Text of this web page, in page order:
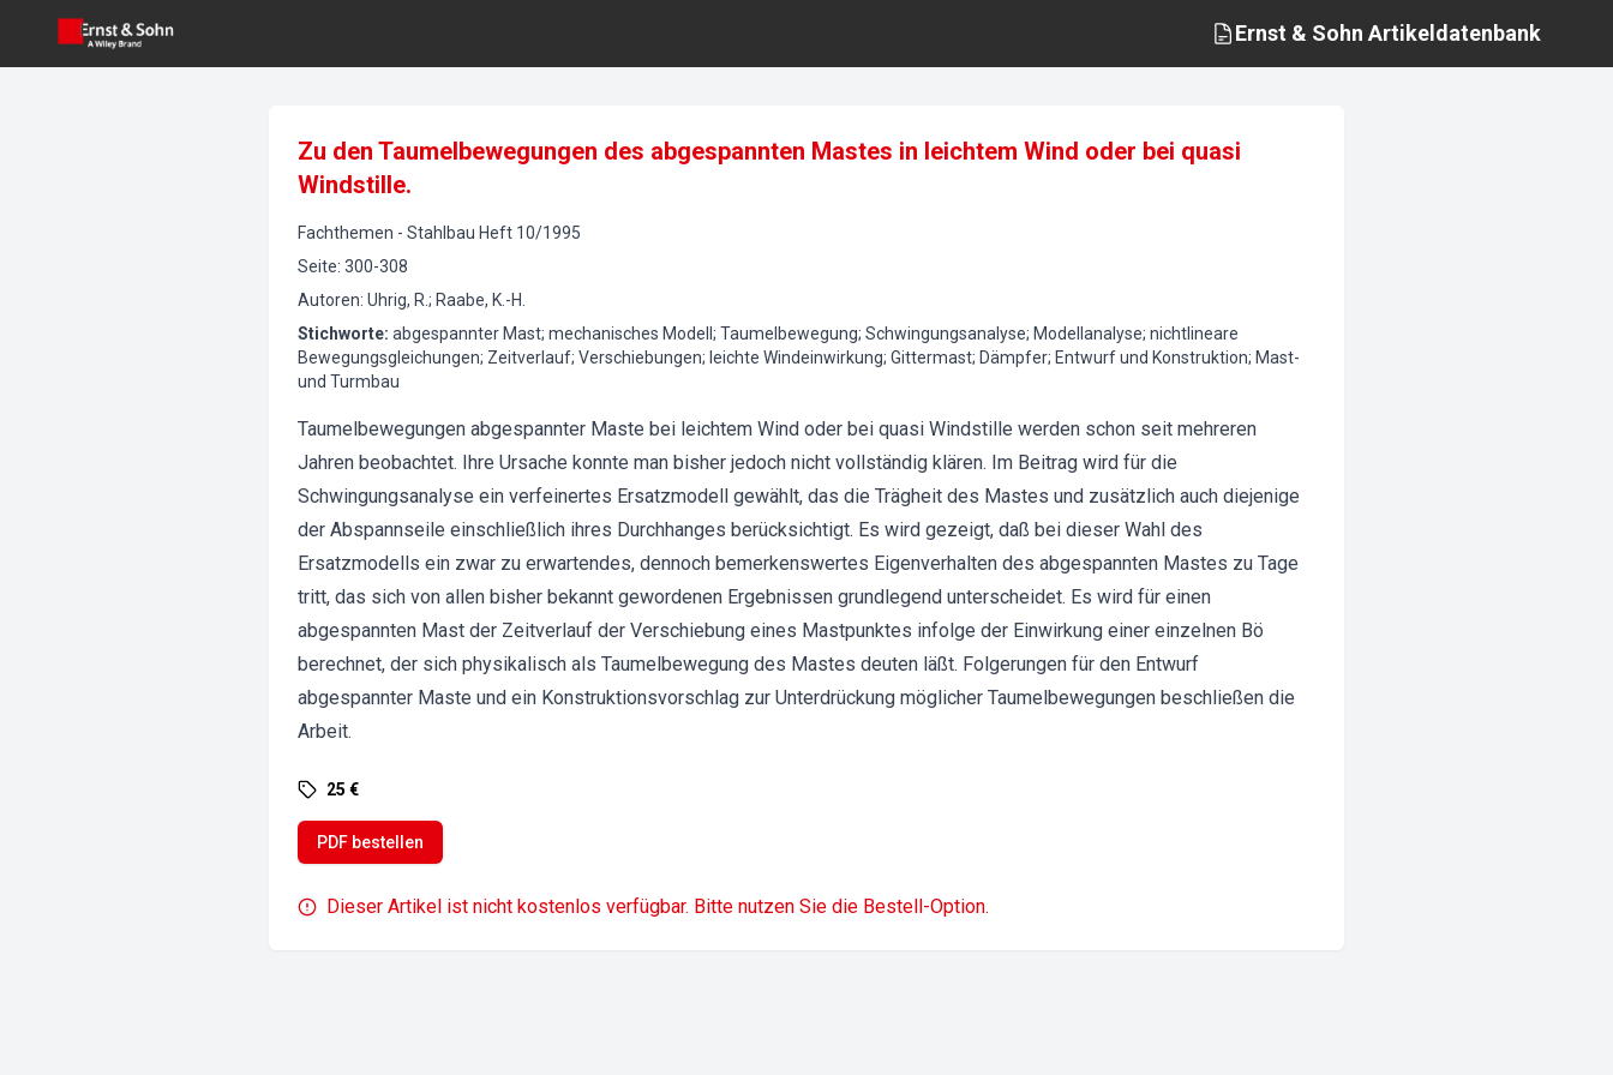
Ernst & Sohn Artikeldatenbank
Zu den Taumelbewegungen des abgespannten Mastes in leichtem Wind oder bei quasi
Windstille.
Fachthemen - Stahlbau Heft 10/1995
Seite: 300-308
Autoren: Uhrig, R.; Raabe, K.-H.
Stichworte: abgespannter Mast; mechanisches Modell; Taumelbewegung; Schwingungsanalyse; Modellanalyse; nichtlineare
Bewegungsgleichungen; Zeitverlauf; Verschiebungen; leichte Windeinwirkung; Gittermast; Dämpfer; Entwurf und Konstruktion; Mast-
und Turmbau
Taumelbewegungen abgespannter Maste bei leichtem Wind oder bei quasi Windstille werden schon seit mehreren
Jahren beobachtet. Ihre Ursache konnte man bisher jedoch nicht vollständig klären. Im Beitrag wird für die
Schwingungsanalyse ein verfeinertes Ersatzmodell gewählt, das die Trägheit des Mastes und zusätzlich auch diejenige
der Abspannseile einschließlich ihres Durchhanges berücksichtigt. Es wird gezeigt, daß bei dieser Wahl des
Ersatzmodells ein zwar zu erwartendes, dennoch bemerkenswertes Eigenverhalten des abgespannten Mastes zu Tage
tritt, das sich von allen bisher bekannt gewordenen Ergebnissen grundlegend unterscheidet. Es wird für einen
abgespannten Mast der Zeitverlauf der Verschiebung eines Mastpunktes infolge der Einwirkung einer einzelnen Bö
berechnet, der sich physikalisch als Taumelbewegung des Mastes deuten läßt. Folgerungen für den Entwurf
abgespannter Maste und ein Konstruktionsvorschlag zur Unterdrückung möglicher Taumelbewegungen beschließen die
Arbeit.
25 €
PDF bestellen
Dieser Artikel ist nicht kostenlos verfügbar. Bitte nutzen Sie die Bestell-Option.